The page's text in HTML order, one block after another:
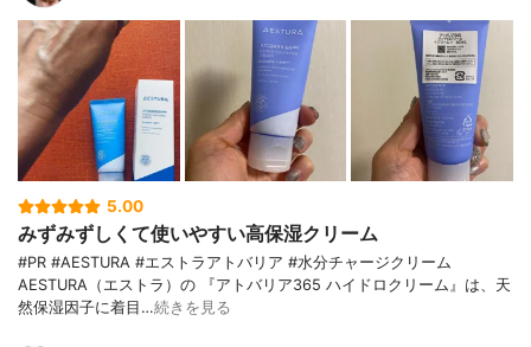
5.00
みずみずしくて使いやすい高保湿クリーム
#PR #AESTURA #エストラアトバリア #水分チャージクリーム
AESTURA（エストラ）の 『アトバリア365 ハイドロクリーム』は、天
然保湿因子に着目…続きを見る